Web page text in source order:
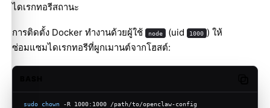
ไดเรกทอรีสถานะ
การติดตั้ง Docker ทำงานด้วยผู้ใช้ node (uid 1000 ) ให้
ซ่อมแซมไดเรกทอรีที่ผูกเมานต์จากโฮสต์:
sudo chown -R 1000:1000 /path/to/openclaw-config